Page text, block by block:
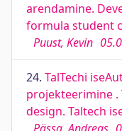
arendamine.
formula student
Puust, Kevin
24. TalTechi
projekteerimine .
design. Taltech